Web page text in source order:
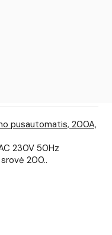
pusautomatis, 200A,
230V 50Hz
200..